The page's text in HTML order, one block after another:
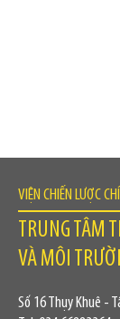
VIỆN CHIẾN LƯỢC
TRUNG TÂM
VÀ MÔI
Số 16 Thụy Khuê -